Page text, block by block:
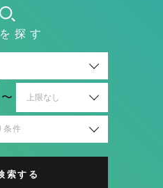
探す
〜
条件
索する